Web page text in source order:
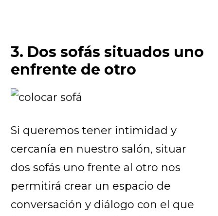
3. Dos sofás situados uno
enfrente de otro
Si queremos tener intimidad y
cercanía en nuestro salón, situar
dos sofás uno frente al otro nos
permitirá crear un espacio de
conversación y diálogo con el que